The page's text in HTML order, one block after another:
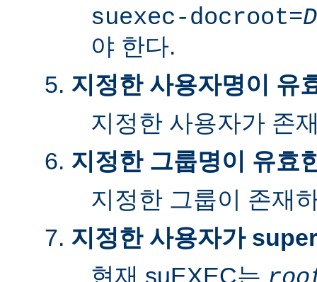
suexec-docroot=
야 한다.
지정한 사용자명이 유
지정한 사용자가 존
지정한 그룹명이 유효
지정한 그룹이 존재
지정한 사용자가
현재 suEXEC는